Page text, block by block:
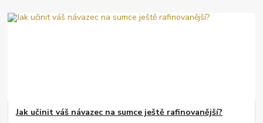
Jak učinit váš návazec na sumce ještě rafinovanější?